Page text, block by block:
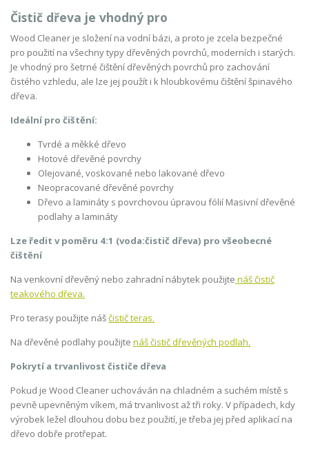
Čistič dřeva je vhodný pro
Wood Cleaner je složení na vodní bázi, a proto je zcela bezpečné
pro použití na všechny typy dřevěných povrchů, moderních i starých.
Je vhodný pro šetrné čištění dřevěných povrchů pro zachování
čistého vzhledu, ale lze jej použít i k hloubkovému čištění špinavého
dřeva.
Ideální pro čištění:
Tvrdé a měkké dřevo
Hotové dřevěné povrchy
Olejované, voskované nebo lakované dřevo
Neopracované dřevěné povrchy
Dřevo a lamináty s povrchovou úpravou fólií Masivní dřevěné
podlahy a lamináty
Lze ředit v poměru 4:1 (voda:čistič dřeva) pro všeobecné
čištění
Na venkovní dřevěný nebo zahradní nábytek použijte náš čistič
teakového dřeva.
Pro terasy použijte náščistič teras.
Na dřevěné podlahy použijte náš čistič dřevěných podlah.
Pokrytí a trvanlivost čističe dřeva
Pokud je Wood Cleaner uchováván na chladném a suchém místě s
pevně upevněným víkem, má trvanlivost až tři roky. V případech, kdy
výrobek ležel dlouhou dobu bez použití, je třeba jej před aplikací na
dřevo dobře protřepat.